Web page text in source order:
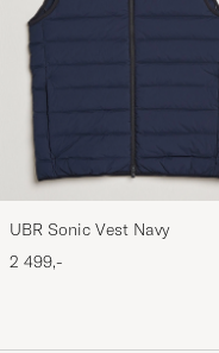
UBR Sonic Vest Navy
2 499,-